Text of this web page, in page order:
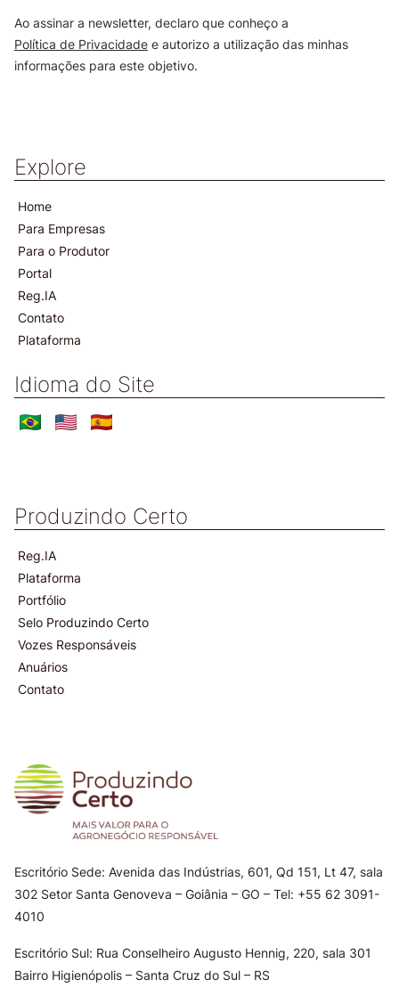
Explore
Home
Para Empresas
Para o Produtor
Portal
Reg.IA
Contato
Plataforma
Idioma do Site
Produzindo Certo
Reg.IA
Plataforma
Portfólio
Selo Produzindo Certo
Vozes Responsáveis
Anuários
Contato
Ao assinar a newsletter, declaro que conheço a
Política de Privacidade e autorizo a utilização das minhas
informações para este objetivo.
Escritório Sede: Avenida das Indústrias, 601, Qd 151, Lt 47, sala
302 Setor Santa Genoveva – Goiânia – GO – Tel: +55 62 3091-
4010
Escritório Sul: Rua Conselheiro Augusto Hennig, 220, sala 301
Bairro Higienópolis – Santa Cruz do Sul – RS